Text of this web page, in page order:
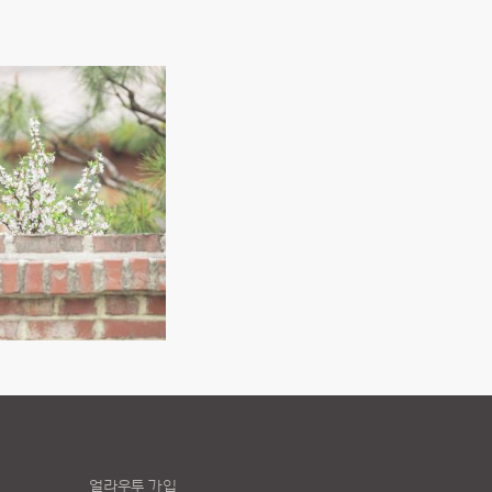
얼라우투 가입